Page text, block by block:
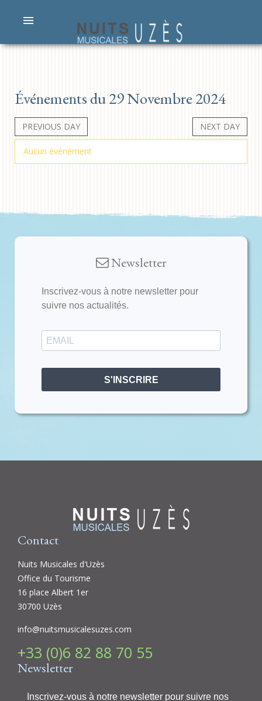
Événements du 29 Novembre 2024
PREVIOUS DAY NEXT DAY
Aucun événement
Newsletter
Inscrivez-vous à notre newsletter pour
suivre nos actualités.
S'INSCRIRE
Contact
Nuits Musicales d'Uzès
Office du Tourisme
16 place Albert 1er
30700 Uzès
info@nuitsmusicalesuzes.com
+33 (0)6 82 88 70 55
Newsletter
Inscrivez-vous à notre newsletter pour suivre nos